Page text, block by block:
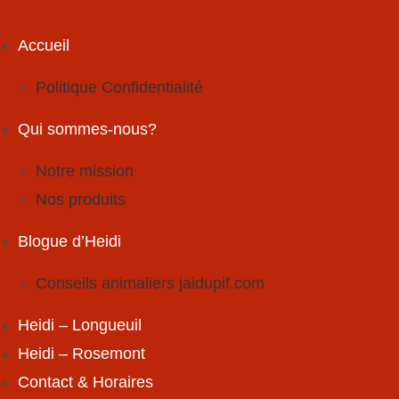
content
Accueil
Politique Confidentialité
Qui sommes-nous?
Notre mission
Nos produits
Blogue d’Heidi
Conseils animaliers jaidupif.com
Heidi – Longueuil
Heidi – Rosemont
Contact & Horaires